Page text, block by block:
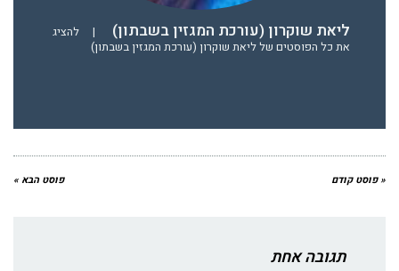
ליאת שוקרון (עורכת המגזין בשבתון) |
להציג
את כל הפוסטים של ליאת שוקרון (עורכת המגזין בשבתון)
« פוסט קודם פוסט הבא »
תגובה אחת